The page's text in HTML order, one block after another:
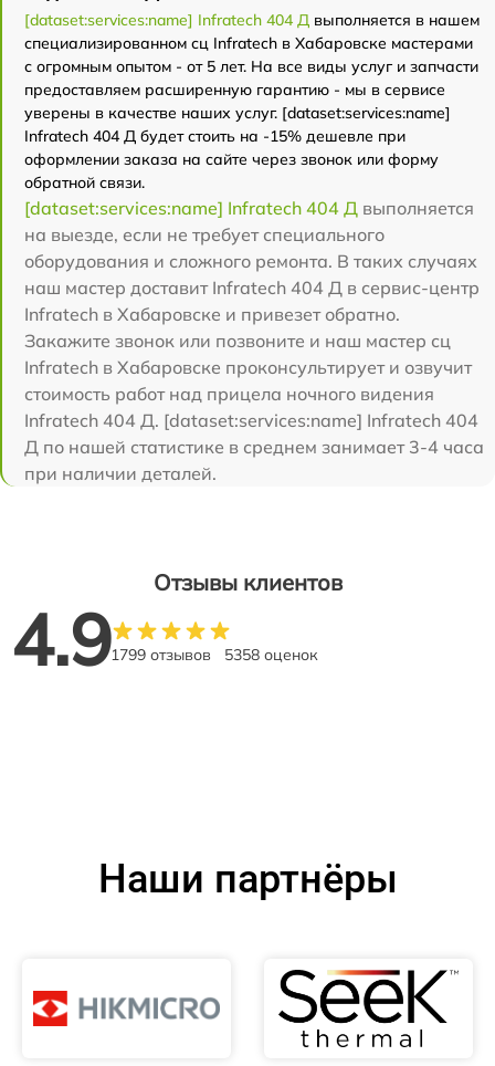
[dataset:services:name] Infratech 404 Д выполняется в нашем
специализированном сц Infratech в Хабаровске мастерами
с огромным опытом - от 5 лет. На все виды услуг и запчасти
предоставляем расширенную гарантию - мы в сервисе
уверены в качестве наших услуг. [dataset:services:name]
Infratech 404 Д будет стоить на -15% дешевле при
оформлении заказа на сайте через звонок или форму
обратной связи.
[dataset:services:name] Infratech 404 Д выполняется
на выезде, если не требует специального
оборудования и сложного ремонта. В таких случаях
наш мастер доставит Infratech 404 Д в сервис-центр
Infratech в Хабаровске и привезет обратно.
Закажите звонок или позвоните и наш мастер сц
Infratech в Хабаровске проконсультирует и озвучит
стоимость работ над прицела ночного видения
Infratech 404 Д. [dataset:services:name] Infratech 404
Д по нашей статистике в среднем занимает 3-4 часа
при наличии деталей.
Отзывы клиентов
4.91799 отзывов 5358 оценок
Наши партнёры